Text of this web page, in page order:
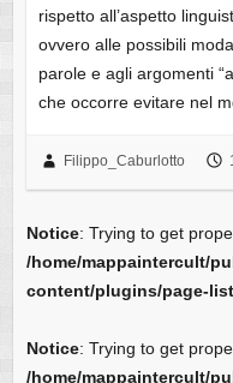
rispetto all’aspetto
ovvero alle possibili
parole e agli argomenti
che occorre evitare nel
Filippo_Caburlotto
Notice: Trying to get
/home/mappaintercult/
content/plugins/page-
Notice: Trying to get
/home/mappaintercult/